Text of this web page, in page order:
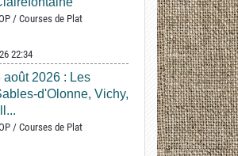
/ Courses de Plat
22:34
août 2026 : Les
d'Olonne, Vichy,
/ Courses de Plat